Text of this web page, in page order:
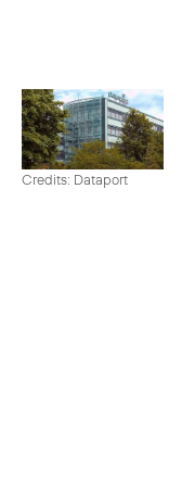
Credits: Dataport